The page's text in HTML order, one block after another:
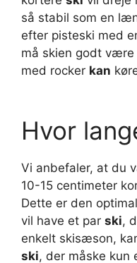
så stabil som en
efter pisteski med
må skien godt
med rocker kan
Hvor
Vi anbefaler, at du
10-15 centimeter
Dette er den
vil have et par ski,
enkelt skisæson,
ski, der måske kun